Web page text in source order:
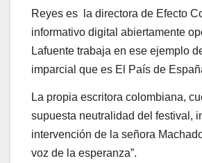
Reyes es la directora de Efecto
informativo digital abiertamente
Lafuente trabaja en ese ejemplo
imparcial que es El País de
La propia escritora colombiana,
supuesta neutralidad del festival,
intervención de la señora
voz de la esperanza”.